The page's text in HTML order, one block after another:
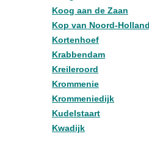
Koog aan de Zaan
Kop van Noord-Holland
Kortenhoef
Krabbendam
Kreileroord
Krommenie
Krommeniedijk
Kudelstaart
Kwadijk